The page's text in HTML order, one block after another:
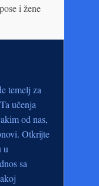
i žene
temelj za
učenja
od nas,
Otkrijte
u
sa